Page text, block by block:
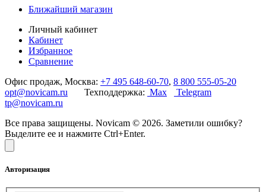
Ближайший магазин
Личный кабинет
Кабинет
Избранное
Сравнение
Офис продаж, Москва: +7 495 648-60-70, 8 800 555-05-20
opt@novicam.ru Техподдержка: Max
Telegram
tp@novicam.ru
Все права защищены. Novicam © 2026. Заметили ошибку?
Выделите ее и нажмите Ctrl+Enter.
Авторизация